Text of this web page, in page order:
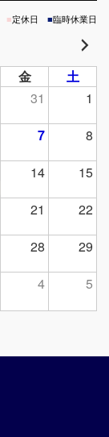
■定休日 ■臨時休業日
金
土
31
1
7
8
14
15
21
22
28
29
4 5